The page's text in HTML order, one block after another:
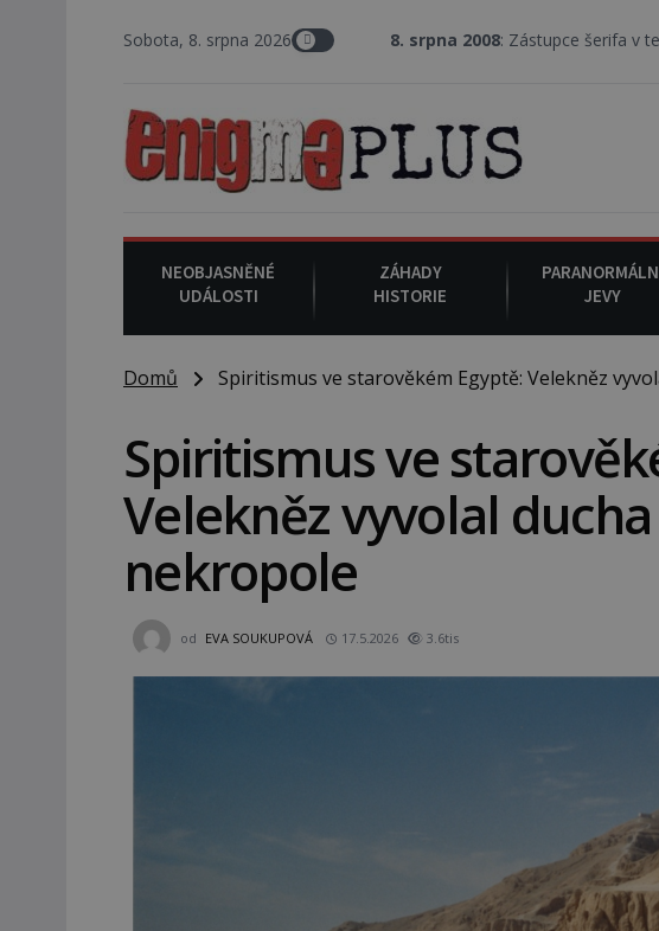
Sobota, 8. srpna 20268. srpna 2008 : Zástupce šerifa v texaském
NEOBJASNĚNÉ
UDÁLOSTI
ZÁHADY
HISTORIE
JEVY
Domů Spiritismus ve starověkém Egyptě: Velekněz
Spiritismus ve
Velekněz vyvolal
nekropole
od EVA SOUKUPOVÁ 17.5.2026 3.6tis